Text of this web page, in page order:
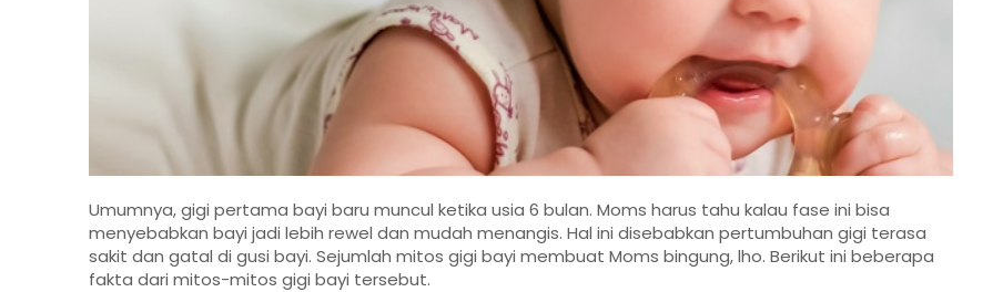
Umumnya, gigi pertama bayi baru muncul ketika usia 6 bulan. Moms harus tahu kalau fase ini bisa
menyebabkan bayi jadi lebih rewel dan mudah menangis. Hal ini disebabkan pertumbuhan gigi terasa
sakit dan gatal di gusi bayi. Sejumlah mitos gigi bayi membuat Moms bingung, lho. Berikut ini beberapa
fakta dari mitos-mitos gigi bayi tersebut.